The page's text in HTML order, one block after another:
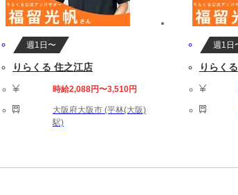
週1日〜
りらくる 住之江店
時給2,088円〜3,510円
大阪府大阪市 (平林(大阪)
駅)
週1日
りらく